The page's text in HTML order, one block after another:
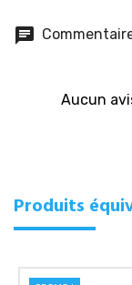
chat
Aucun
Produits